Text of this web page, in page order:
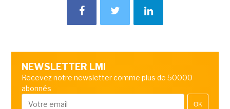
NEWSLETTER LMI
Recevez notre newsletter comme plus de 50000
abonnés
OK